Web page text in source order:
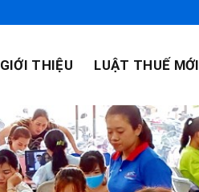
GIỚI THIỆU LUẬT THUẾ MỚI